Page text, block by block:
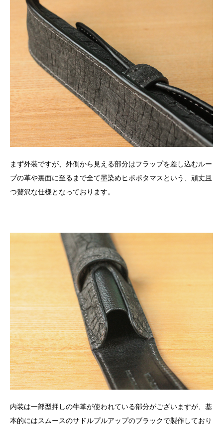
まず外装ですが、外側から見える部分はフラップを差し込むルー
プの革や裏面に至るまで全て墨染めヒポポタマスという、頑丈且
つ贅沢な仕様となっております。
内装は一部型押しの牛革が使われている部分がございますが、基
本的にはスムースのサドルプルアップのブラックで製作しており